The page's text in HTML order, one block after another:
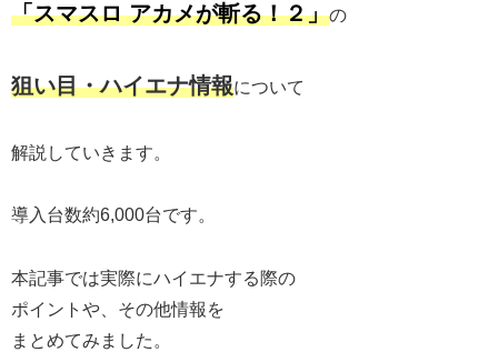
「スマスロ アカメが斬る！２」の
狙い目・ハイエナ情報について
解説していきます。
導入台数約6,000台です。
本記事では実際にハイエナする際の
ポイントや、その他情報を
まとめてみました。